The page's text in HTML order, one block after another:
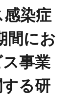
染症
間にお
事業
る研